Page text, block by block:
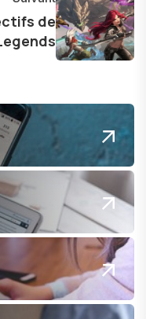
de